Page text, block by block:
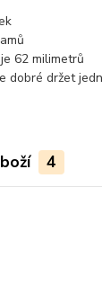
62 milimetrů
dobré držet
4